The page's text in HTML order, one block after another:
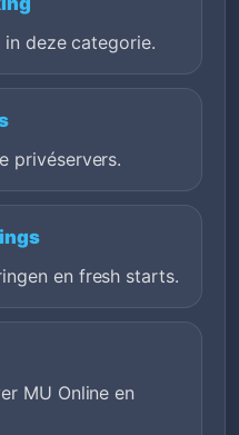
deze categorie.
privéservers.
en fresh starts.
MU Online en